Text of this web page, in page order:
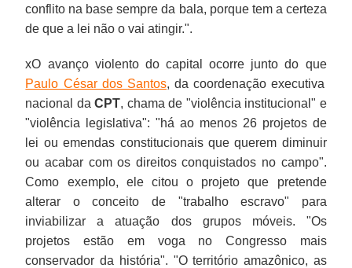
conflito na base sempre da bala, porque tem a certeza
de que a lei não o vai atingir.".
xO avanço violento do capital ocorre junto do que
Paulo César dos Santos, da coordenação executiva
nacional daCPT, chama de "violência institucional" e
"violência legislativa": "há ao menos 26 projetos de
lei ou emendas constitucionais que querem diminuir
ou acabar com os direitos conquistados no campo".
Como exemplo, ele citou o projeto que pretende
alterar o conceito de "trabalho escravo" para
inviabilizar a atuação dos grupos móveis. "Os
projetos estão em voga no Congresso mais
conservador da história". "O território amazônico, as